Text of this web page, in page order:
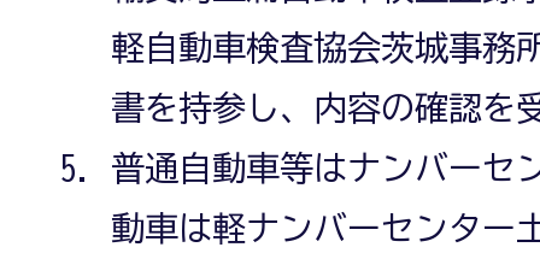
軽自動車検査協会茨城事務
書を持参し、内容の確認を
普通自動車等はナンバーセ
動車は軽ナンバーセンター